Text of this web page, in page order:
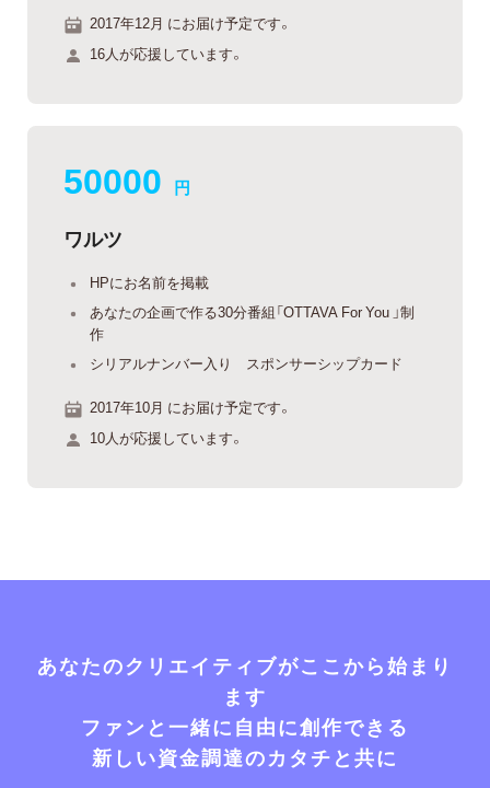
2017年12月 にお届け予定です。
16人が応援しています。
50000 円
ワルツ
HPにお名前を掲載
あなたの企画で作る30分番組「OTTAVA For You 」制
作
シリアルナンバー入り スポンサーシップカード
2017年10月 にお届け予定です。
10人が応援しています。
あなたのクリエイティブがここから始まり
ます
ファンと一緒に自由に創作できる
新しい資金調達のカタチと共に